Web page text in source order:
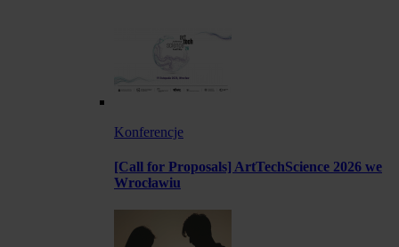
Konferencje
[Call for Proposals] ArtTechScience 2026 we
Wrocławiu